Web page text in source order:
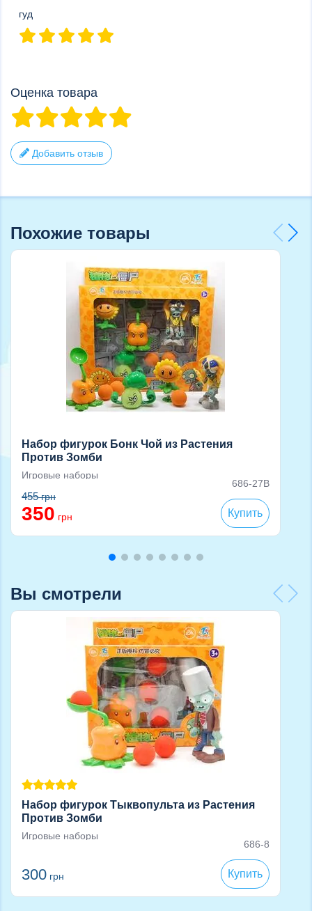
гуд
Оценка товара
Добавить отзыв
Похожие товары
Набор фигурок Бонк Чой из Растения
Против Зомби
Игровые наборы
686-27B
455грн
350 грн Купить
Вы смотрели
Набор фигурок Тыквопульта из Растения
Против Зомби
Игровые наборы
686-8
300 грн Купить